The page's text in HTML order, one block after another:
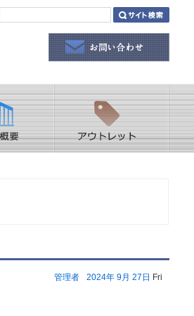
2024年 9月 27日 Fri
管理者